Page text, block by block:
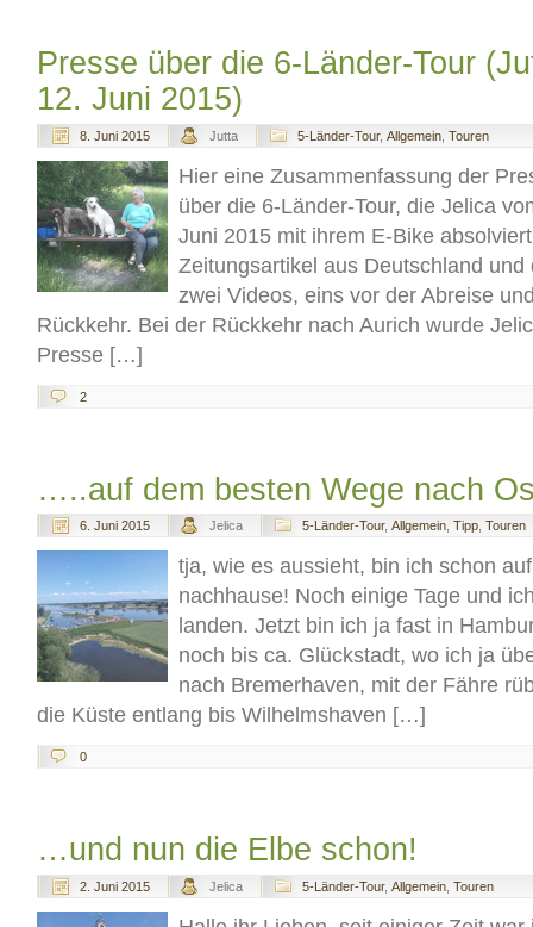
Presse über die 6-Länder-Tour
12. Juni 2015)
8. Juni 2015 Jutta 5-Länder-Tour, Allgemein Touren
Hier eine Zusammenfassung der
über die 6-Länder-Tour, die Jelica
Juni 2015 mit ihrem E-Bike
Zeitungsartikel aus Deutschland
zwei Videos, eins vor der Abreise
Rückkehr. Bei der Rückkehr nach Aurich wurde
Presse […]
2
…..auf dem besten Wege nach
6. Juni 2015 Jelica 5-Länder-Tour, Allgemein Tipp Touren
tja, wie es aussieht, bin ich schon
nachhause! Noch einige Tage und
landen. Jetzt bin ich ja fast in
noch bis ca. Glückstadt, wo ich ja
nach Bremerhaven, mit der Fähre
die Küste entlang bis Wilhelmshaven […]
0
…und nun die Elbe schon!
2. Juni 2015 Jelica 5-Länder-Tour, Allgemein Touren